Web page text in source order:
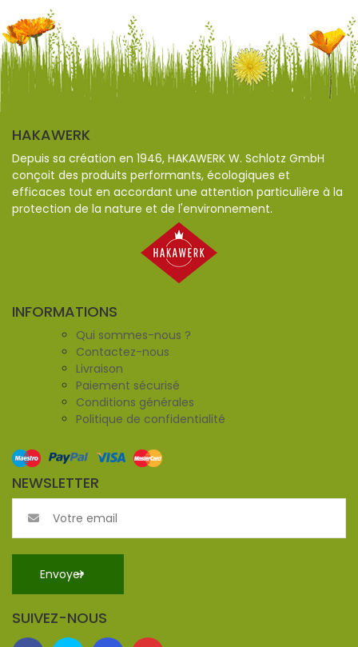
HAKAWERK
Depuis sa création en 1946, HAKAWERK W. Schlotz GmbH
conçoit des produits performants, écologiques et
efficaces tout en accordant une attention particulière à la
protection de la nature et de l'environnement.
INFORMATIONS
Qui sommes-nous ?
Contactez-nous
Livraison
Paiement sécurisé
Conditions générales
Politique de confidentialité
NEWSLETTER
SUIVEZ-NOUS